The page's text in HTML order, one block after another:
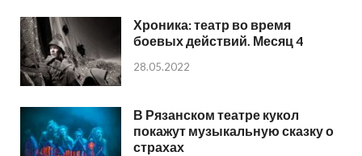
Хроника: театр во время
боевых действий. Месяц 4
28.05.2022
В Рязанском театре кукол
покажут музыкальную сказку о
страхах